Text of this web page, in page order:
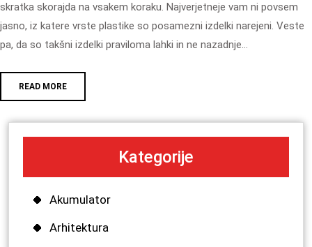
skratka skorajda na vsakem koraku. Najverjetneje vam ni povsem
jasno, iz katere vrste plastike so posamezni izdelki narejeni. Veste
pa, da so takšni izdelki praviloma lahki in ne nazadnje…
READ MORE
Kategorije
Akumulator
Arhitektura